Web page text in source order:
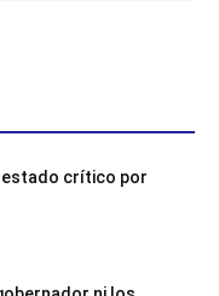
estado crítico por